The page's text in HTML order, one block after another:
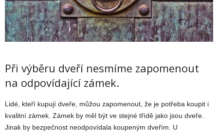
Při výběru dveří nesmíme zapomenout
na odpovídající zámek.
Lidé, kteří kupují dveře, můžou zapomenout, že je potřeba koupit i
kvalitní zámek. Zámek by měl být ve stejné třídě jako jsou dveře.
Jinak by bezpečnost neodpovídala koupeným dveřím. U